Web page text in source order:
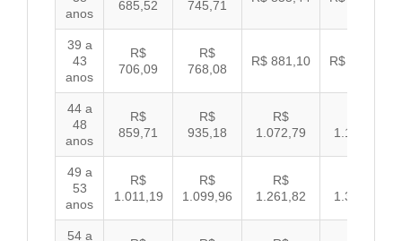
anos
685,52
745,71
39 a
43
anos
R$
706,09
R$
768,08
R$ 881,10 R$ 907,99
44 a
48
anos
R$
859,71
R$
935,18
R$
1.072,79
1.105,53
49 a
53
anos
R$
1.011,19
R$
1.099,96
R$
1.261,82
1.300,32
54 a